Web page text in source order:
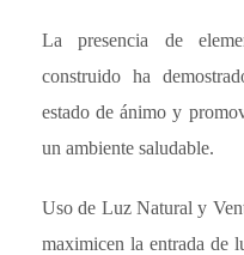
La presencia de
construido ha
estado de ánimo y
un ambiente saludable.
Uso de Luz Natural y
maximicen la entrada de